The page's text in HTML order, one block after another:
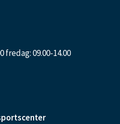
fredag: 09.00-14.00